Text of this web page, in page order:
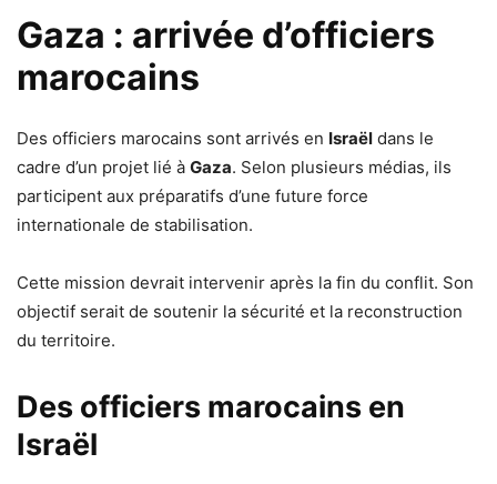
Gaza : arrivée d’officiers
marocains
Des officiers marocains sont arrivés en Israël dans le
cadre d’un projet lié à Gaza. Selon plusieurs médias, ils
participent aux préparatifs d’une future force
internationale de stabilisation.
Cette mission devrait intervenir après la fin du conflit. Son
objectif serait de soutenir la sécurité et la reconstruction
du territoire.
Des officiers marocains en
Israël